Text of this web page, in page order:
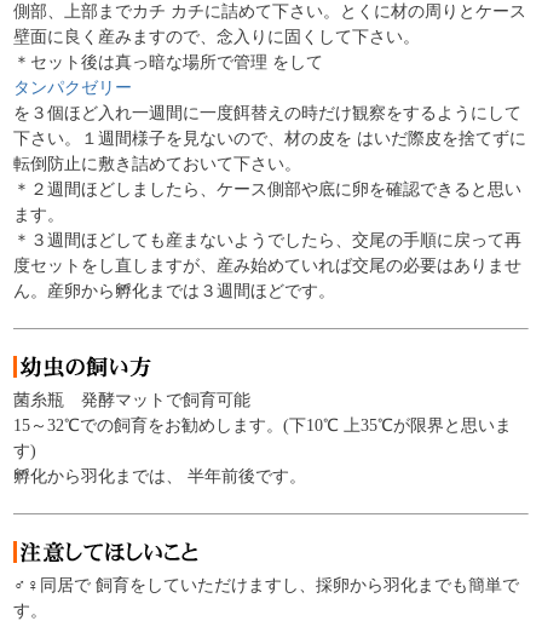
側部、上部までカチ カチに詰めて下さい。とくに材の周りとケース
壁面に良く産みますので、念入りに固くして下さい。
＊セット後は真っ暗な場所で管理 をして
タンパクゼリー
を３個ほど入れ一週間に一度餌替えの時だけ観察をするようにして
下さい。１週間様子を見ないので、材の皮を はいだ際皮を捨てずに
転倒防止に敷き詰めておいて下さい。
＊２週間ほどしましたら、ケース側部や底に卵を確認できると思い
ます。
＊３週間ほどしても産まないようでしたら、交尾の手順に戻って再
度セットをし直しますが、産み始めていれば交尾の必要はありませ
ん。産卵から孵化までは３週間ほどです。
菌糸瓶 発酵マットで飼育可能
15～32℃での飼育をお勧めします。(下10℃ 上35℃が限界と思いま
す)
孵化から羽化までは、 半年前後です。
♂♀同居で 飼育をしていただけますし、採卵から羽化までも簡単で
す。